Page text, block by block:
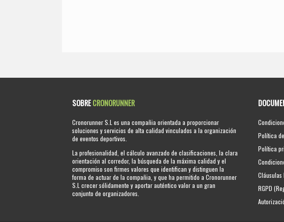
SOBRECRONORUNNER
Cronorunner S.L es una compañia orientada a proporcionar
soluciones y servicios de alta calidad vinculados a la organización
de eventos deportivos.
La profesionalidad, el cálculo avanzado de clasificaciones, la clara
orientación al corredor, la búsqueda de la máxima calidad y el
compromiso son firmes valores que identifican y distinguen la
forma de actuar de la compañia, y que ha permitido a Cronorunner
S.L crecer sólidamente y aportar auténtico valor a un gran
conjunto de organizadores.
Política
Política
Cláusulas
RGPD